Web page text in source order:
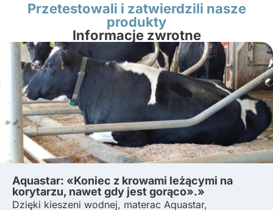
Przetestowali i zatwierdzili nasze
produkty
Informacje zwrotne
Aquastar: «Koniec z krowami leżącymi na
korytarzu, nawet gdy jest gorąco».»
Dzięki kieszeni wodnej, materac Aquastar,